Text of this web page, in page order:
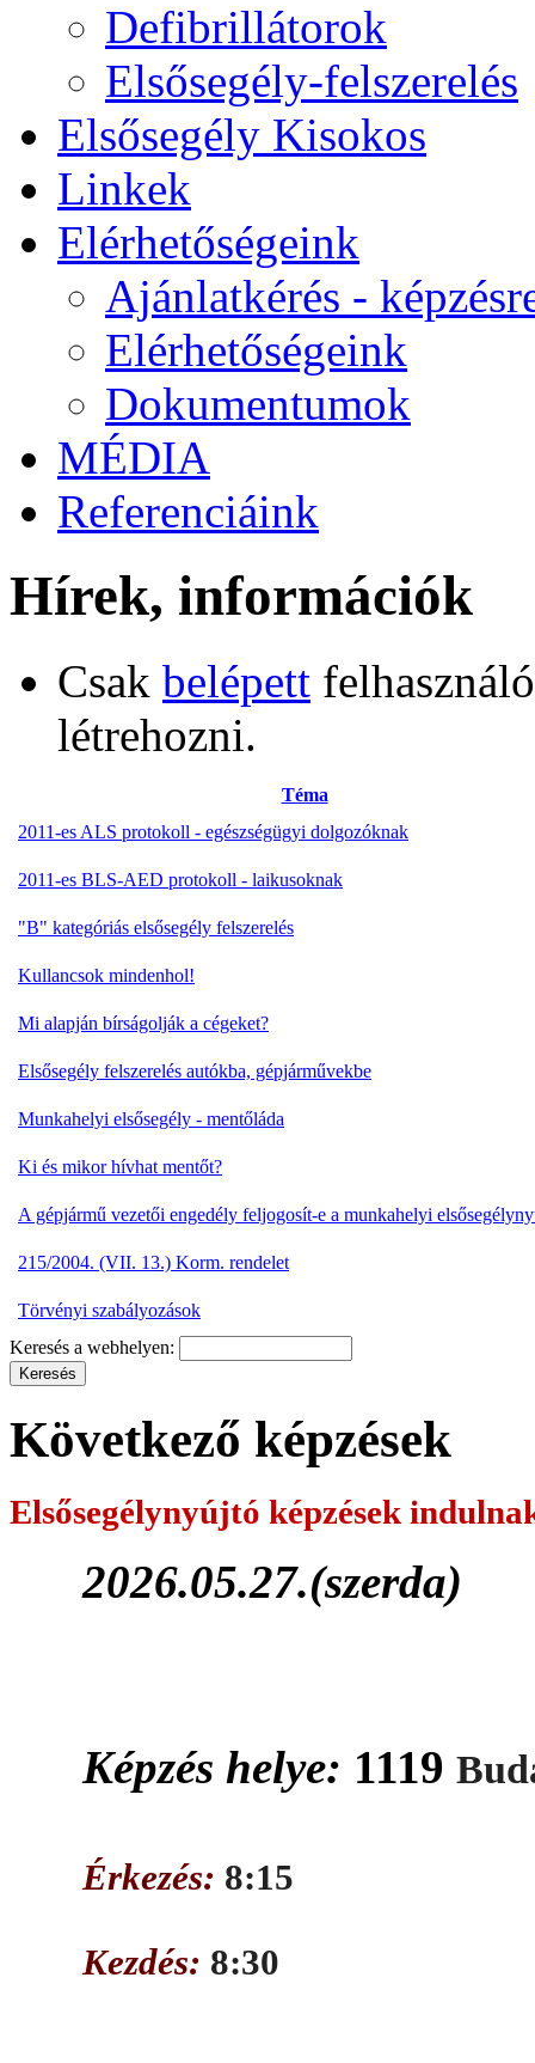
Defibrillátorok
Elsősegély-felszerelés
Elsősegély Kisokos
Linkek
Elérhetőségeink
Ajánlatkérés -
Elérhetőségeink
Dokumentumok
MÉDIA
Referenciáink
Hírek, információk
Csak belépett
létrehozni.
Téma
2011-es ALS protokoll - egészségügyi dolgozóknak
2011-es BLS-AED protokoll - laikusoknak
"B" kategóriás elsősegély felszerelés
Kullancsok mindenhol!
Mi alapján bírságolják a cégeket?
Elsősegély felszerelés autókba, gépjárművekbe
Munkahelyi elsősegély - mentőláda
Ki és mikor hívhat mentőt?
A gépjármű vezetői engedély feljogosít-e a munkahelyi
215/2004. (VII. 13.) Korm. rendelet
Törvényi szabályozások
Keresés a webhelyen:
Következő képzések
Elsősegélynyújtó képzések
2026.05.27.(szerda)
Képzés helye: 1119
Érkezés: 8:15
Kezdés: 8:30